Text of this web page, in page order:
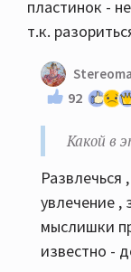
пластинок -
т.к.
92
Какой в
Развлечься
увлечение ,
мыслишки
известно -